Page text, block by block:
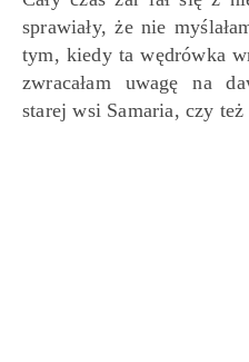
sprawiały, że nie
tym, kiedy ta wędrówka
zwracałam uwagę na
starej wsi Samaria, czy też